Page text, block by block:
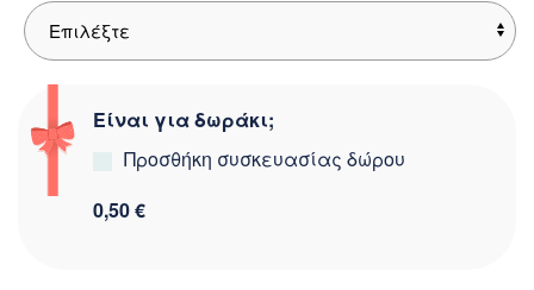
Είναι για δωράκι;
Προσθήκη συσκευασίας δώρου
0,50 €